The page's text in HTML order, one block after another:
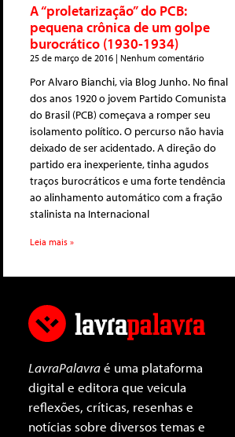
A “proletarização” do PCB:
pequena crônica de um golpe
burocrático (1930-1934)
25 de março de 2016 Nenhum comentário
Por Alvaro Bianchi, via Blog Junho. No final
dos anos 1920 o jovem Partido Comunista
do Brasil (PCB) começava a romper seu
isolamento político. O percurso não havia
deixado de ser acidentado. A direção do
partido era inexperiente, tinha agudos
traços burocráticos e uma forte tendência
ao alinhamento automático com a fração
stalinista na Internacional
Leia mais »
LavraPalavraé uma plataforma
digital e editora que veicula
reflexões, críticas, resenhas e
notícias sobre diversos temas e